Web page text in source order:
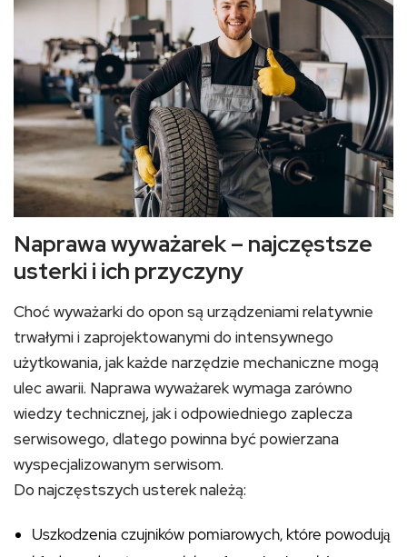
Naprawa wyważarek – najczęstsze
usterki i ich przyczyny
Choć wyważarki do opon są urządzeniami relatywnie
trwałymi i zaprojektowanymi do intensywnego
użytkowania, jak każde narzędzie mechaniczne mogą
ulec awarii. Naprawa wyważarek wymaga zarówno
wiedzy technicznej, jak i odpowiedniego zaplecza
serwisowego, dlatego powinna być powierzana
wyspecjalizowanym serwisom.
Do najczęstszych usterek należą:
Uszkodzenia czujników pomiarowych, które powodują